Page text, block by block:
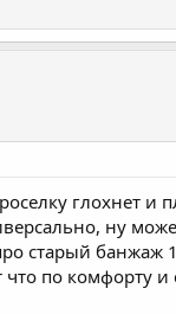
глохнет и
ну
старый банжаж
по комфорту и